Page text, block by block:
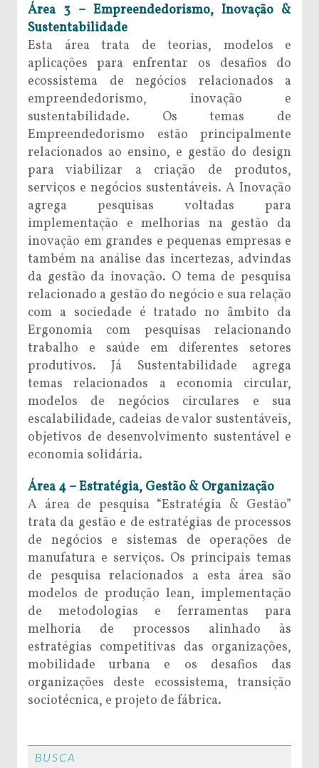
Área 3 – Empreendedorismo, Inovação &
Sustentabilidade
Esta área trata de teorias, modelos e
aplicações para enfrentar os desafios do
ecossistema de negócios relacionados a
empreendedorismo, inovação e
sustentabilidade. Os temas de
Empreendedorismo estão principalmente
relacionados ao ensino, e gestão do design
para viabilizar a criação de produtos,
serviços e negócios sustentáveis. A Inovação
agrega pesquisas voltadas para
implementação e melhorias na gestão da
inovação em grandes e pequenas empresas e
também na análise das incertezas, advindas
da gestão da inovação. O tema de pesquisa
relacionado a gestão do negócio e sua relação
com a sociedade é tratado no âmbito da
Ergonomia com pesquisas relacionando
trabalho e saúde em diferentes setores
produtivos. Já Sustentabilidade agrega
temas relacionados a economia circular,
modelos de negócios circulares e sua
escalabilidade, cadeias de valor sustentáveis,
objetivos de desenvolvimento sustentável e
economia solidária.
Área 4 – Estratégia, Gestão & Organização
A área de pesquisa “Estratégia & Gestão”
trata da gestão e de estratégias de processos
de negócios e sistemas de operações de
manufatura e serviços. Os principais temas
de pesquisa relacionados a esta área são
modelos de produção lean, implementação
de metodologias e ferramentas para
melhoria de processos alinhado às
estratégias competitivas das organizações,
mobilidade urbana e os desafios das
organizações deste ecossistema, transição
sociotécnica, e projeto de fábrica.
BUSCA